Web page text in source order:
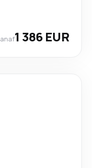
1 386 EUR